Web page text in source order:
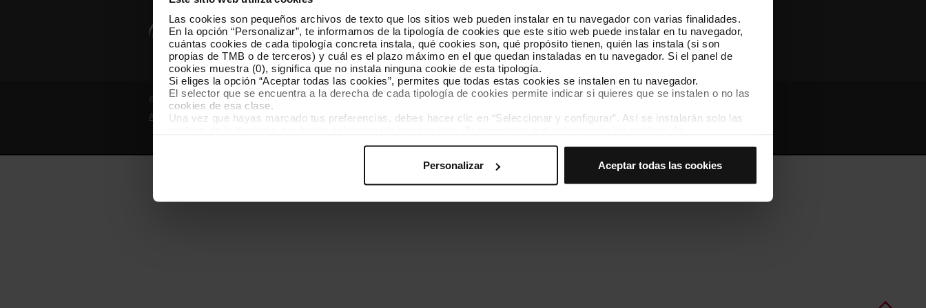
Las cookies son pequeños archivos de texto que los sitios web pueden instalar en tu navegador con varias finalidades.
En la opción “Personalizar”, te informamos de la tipología de cookies que este sitio web puede instalar en tu navegador,
cuántas cookies de cada tipología concreta instala, qué cookies son, qué propósito tienen, quién las instala (si son
propias de TMB o de terceros) y cuál es el plazo máximo en el que quedan instaladas en tu navegador. Si el panel de
cookies muestra (0), significa que no instala ninguna cookie de esta tipología.
Si eliges la opción “Aceptar todas las cookies”, permites que todas estas cookies se instalen en tu navegador.
El selector que se encuentra a la derecha de cada tipología de cookies permite indicar si quieres que se instalen o no las
cookies de esa clase.
Una vez que hayas marcado tus preferencias, debes hacer clic en “Seleccionar y configurar”. Así se instalarán solo las
personalización, porque permiten recordar tus opciones de navegación (como el idioma) y mejoran tu experiencia de
Las cookies necesarias son imprescindibles para el funcionamiento de la web y, por tanto, si no las aceptas, no puedes
“Gestor de cookies”, que encontrarás en el menú de la parte inferior de la web.
Personalizar Aceptar todas las cookies
Conócenos Contacta Otras webs de TMB
© Grupo TMB - Todos los derechos reservados
Aviso legal
Política de privacidad Política de cookies Gestor de cookies Accesibilidad Mapa web Webs de interés Intranet